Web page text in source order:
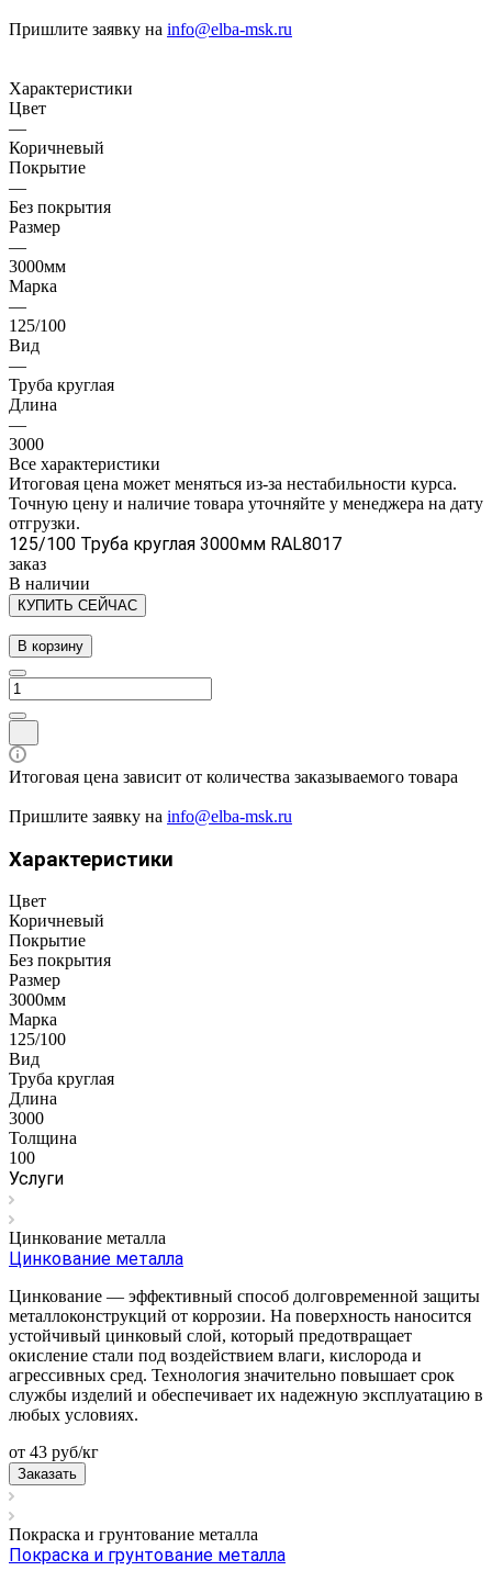
Пришлите заявку на info@elba-msk.ru
Характеристики
Цвет
—
Коричневый
Покрытие
—
Без покрытия
Размер
—
3000мм
Марка
—
125/100
Вид
—
Труба круглая
Длина
—
3000
Все характеристики
Итоговая цена может меняться из-за нестабильности курса.
Точную цену и наличие товара уточняйте у менеджера на дату
отгрузки.
125/100 Труба круглая 3000мм RAL8017
заказ
В наличии
КУПИТЬ СЕЙЧАС
В корзину
Итоговая цена зависит от количества заказываемого товара
Пришлите заявку на info@elba-msk.ru
Характеристики
Цвет
Коричневый
Покрытие
Без покрытия
Размер
3000мм
Марка
125/100
Вид
Труба круглая
Длина
3000
Толщина
100
Услуги
Цинкование металла
Цинкование металла
Цинкование — эффективный способ долговременной защиты
металлоконструкций от коррозии. На поверхность наносится
устойчивый цинковый слой, который предотвращает
окисление стали под воздействием влаги, кислорода и
агрессивных сред. Технология значительно повышает срок
службы изделий и обеспечивает их надежную эксплуатацию в
любых условиях.
от 43 руб/кг
Заказать
Покраска и грунтование металла
Покраска и грунтование металла